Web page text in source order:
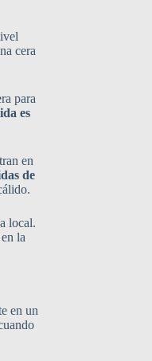
cera
para
es
en
de
local.
la
en un